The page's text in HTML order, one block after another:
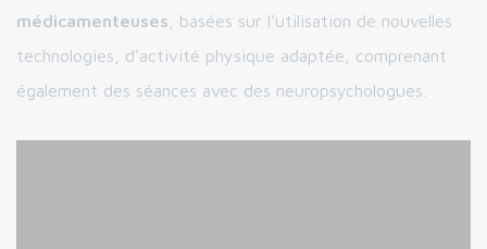
médicamenteuses , basées sur l’utilisation de nouvelles
technologies, d’activité physique adaptée, comprenant
également des séances avec des neuropsychologues.